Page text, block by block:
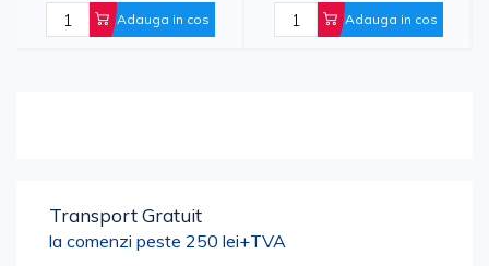
Transport Gratuit
la comenzi peste 250 lei+TVA
Adauga in cos Adauga in cos